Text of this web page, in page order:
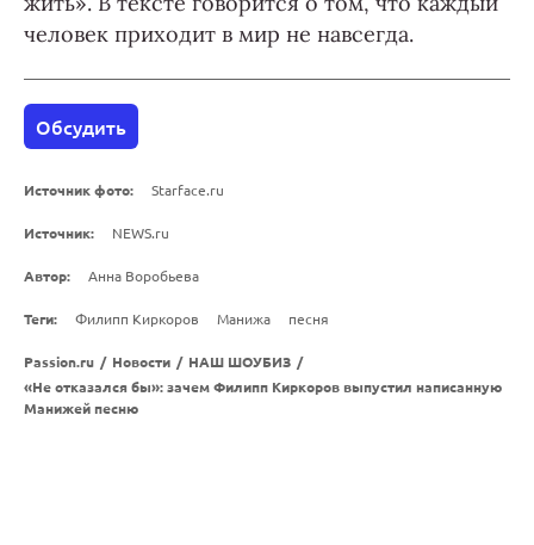
человек приходит в мир не навсегда.
Обсудить
Источник фото: Starface.ru
Источник: NEWS.ru
Автор: Анна Воробьева
Теги: Филипп Киркоров Манижа песня
Passion.ru / Новости / НАШ ШОУБИЗ /
«Не отказался бы»: зачем Филипп Киркоров выпустил написанную
Манижей песню